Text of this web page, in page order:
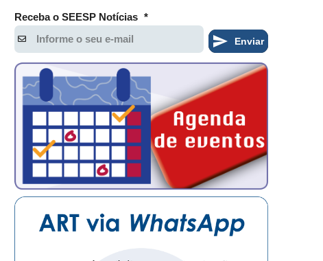
Receba o SEESP Notícias *
Enviar